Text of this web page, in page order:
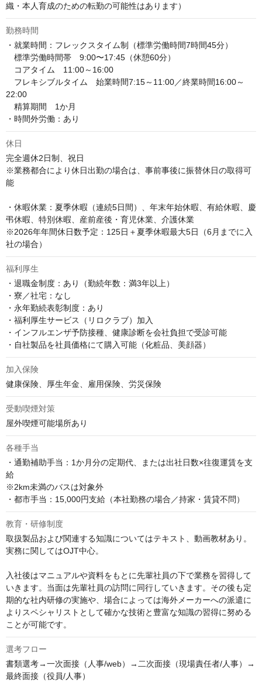
織・本人育成のための転勤の可能性はあります）
勤務時間
・就業時間：フレックスタイム制（標準労働時間7時間45分）
標準労働時間帯　9:00〜17:45（休憩60分）
コアタイム　11:00～16:00
フレキシブルタイム　始業時間7:15～11:00／終業時間16:00～
22:00
精算期間　1か月
・時間外労働：あり
休日
完全週休2日制、祝日
※業務都合により休日出勤の場合は、事前事後に振替休日の取得可
能
・休暇休業：夏季休暇（連続5日間）、年末年始休暇、有給休暇、慶
弔休暇、特別休暇、産前産後・育児休業、介護休業
※2026年年間休日数予定：125日＋夏季休暇最大5日（6月までに入
社の場合）
福利厚生
・退職金制度：あり（勤続年数：満3年以上）
・寮／社宅：なし
・永年勤続表彰制度：あり
・福利厚生サービス（リロクラブ）加入
・インフルエンザ予防接種、健康診断を会社負担で受診可能
・自社製品を社員価格にて購入可能（化粧品、美顔器）
加入保険
健康保険、厚生年金、雇用保険、労災保険
受動喫煙対策
屋外喫煙可能場所あり
各種手当
・通勤補助手当：1か月分の定期代、または出社日数×往復運賃を支
給
※2km未満のバスは対象外
・都市手当：15,000円支給（本社勤務の場合／持家・賃貸不問）
教育・研修制度
取扱製品および関連する知識についてはテキスト、動画教材あり。
実務に関してはOJT中心。
入社後はマニュアルや資料をもとに先輩社員の下で業務を習得して
いきます。当面は先輩社員の訪問に同行していきます。その後も定
期的な社内研修の実施や、場合によっては海外メーカーへの派遣に
よりスペシャリストとして確かな技術と豊富な知識の習得に努める
ことが可能です。
選考フロー
書類選考→一次面接（人事/web）→二次面接（現場責任者/人事）→
最終面接（役員/人事）